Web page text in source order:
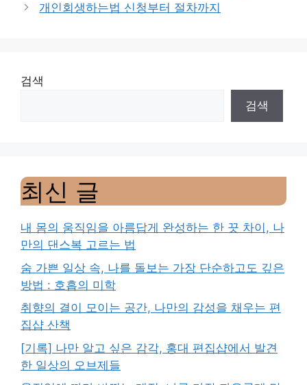
개인회생하는법 신청부터 절차까지
검색
검색
최신 글
내 몸의 움직임을 아름답게 완성하는 한 끗 차이, 나
만의 댄스복 고르는 법
숨 가쁜 일상 속, 나를 돌보는 가장 단순하고도 깊은
방법 : 호흡의 미학
취향의 결이 모이는 공간, 나만의 감성을 채우는 편
집샵 산책
[기록] 나만 알고 싶은 감각, 홍대 편집샵에서 발견
한 일상의 오브제들